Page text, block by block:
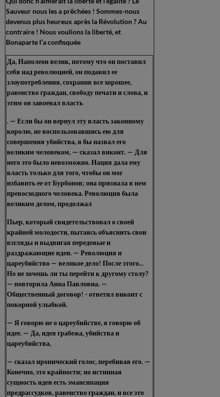
Sauveur nous les a prêchées ! Sommes-nous
devenus plus heureux après la Révolution ? Au
contraire ! Nous voulions la liberté, et
Bonaparte l’a confisquée
Да, Наполеон велик, потому что он поставил
себя над революцией, он подавил ее
злоупотребления, сохранив все хорошее,
равенство граждан, свободу печати и слова, и
этим он завоевал власть
. — Если бы он вернул эту власть законному
королю, не воспользовавшись ею для
совершения убийства, я бы назвал его
великим человеком, — сказал виконт. — Для
него это было невозможно. Нация дала ему
власть только для того, чтобы он мог
избавить ее от Бурбонов; она признала в нем
превосходного человека. Революция была
великим делом, продолжал
Пьер, который свидетельствовал о своей
крайней молодости, пытаясь объяснить свои
взгляды и выдвигая передовые и
раздражающие идеи. — Революция и
цареубийство — великое дело! После этого...
Но не хочешь ли ты перейти к другому столу?
— повторила Анна Павловна. —
Общественный договор! - ответил виконт с
покорной улыбкой.
— Я говорю не о цареубийстве, я говорю об
идее. — Да, идея грабежа, убийства и
цареубийства,
— сказал иронический голос, перебивая его. —
Конечно, это крайности; но истинная
сущность идеи есть эмансипация
предрассудков, равенство граждан, и все это